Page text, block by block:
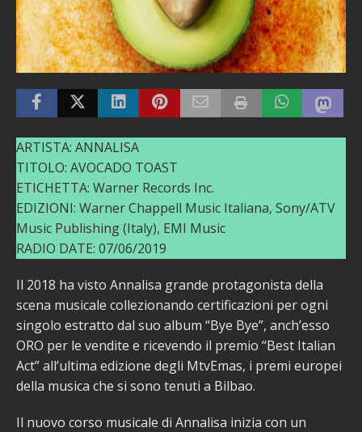
ARTISTA: ANNALISA
TITOLO: AVOCADO TOAST
ETICHETTA: Warner Records Inc.
EDIZIONI: Warner Chappell Music Italiana, Sony/ATV
Music Publishing (Italy), EMI Music
RADIO DATE: 07/06/2019
Il 2018 ha visto Annalisa grande protagonista della
scena musicale collezionando certificazioni per ogni
singolo estratto dal suo album “Bye Bye”, anch’esso
ORO per le vendite e ricevendo il premio “Best Italian
Act” all’ultima edizione degli MtvEmas, i premi europei
della musica che si sono tenuti a Bilbao.
Il nuovo corso musicale di Annalisa inizia con un